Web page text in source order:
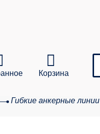
Корзина
Гибкие анкерные линии